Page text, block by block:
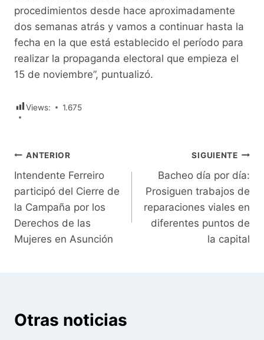
procedimientos desde hace aproximadamente
dos semanas atrás y vamos a continuar hasta la
fecha en la que está establecido el período para
realizar la propaganda electoral que empieza el
15 de noviembre”, puntualizó.
Views: 1.675
Navegación
de
entradas
ANTERIOR
Intendente Ferreiro
participó del Cierre de
la Campaña por los
Derechos de las
Mujeres en Asunción
SIGUIENTE
Bacheo día por día:
Prosiguen trabajos de
reparaciones viales en
diferentes puntos de
la capital
Otras noticias